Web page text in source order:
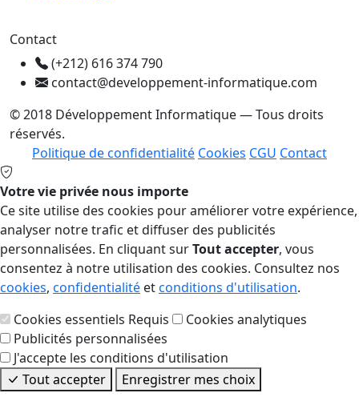
Contact
(+212) 616 374 790
contact@developpement-informatique.com
© 2018 Développement Informatique — Tous droits
réservés.
Politique de confidentialité Cookies CGU Contact
Votre vie privée nous importe
Ce site utilise des cookies pour améliorer votre expérience,
analyser notre trafic et diffuser des publicités
personnalisées. En cliquant surTout accepter, vous
consentez à notre utilisation des cookies. Consultez nos
cookies, confidentialité etconditions d'utilisation.
Cookies essentiels Requis
Cookies analytiques
Publicités personnalisées
J'accepte les conditions d'utilisation
Tout accepter
Enregistrer mes choix